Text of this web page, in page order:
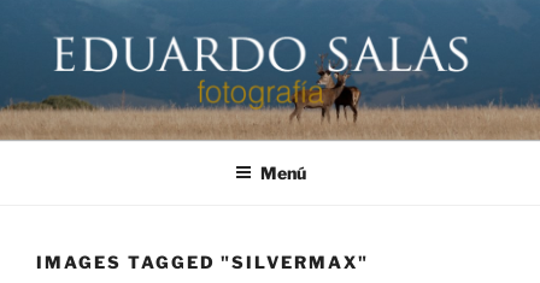
contenido
EDUARDO SALAS FOTÓGRAFO
Página personal del fotógrafo Eduardo Salas
Menú
IMAGES TAGGED "SILVERMAX"